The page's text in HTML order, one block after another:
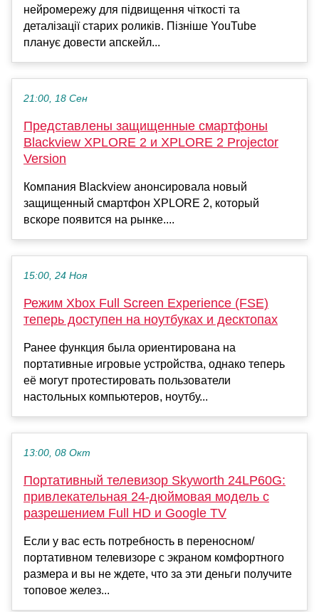
нейромережу для підвищення чіткості та
деталізації старих роликів. Пізніше YouTube
планує довести апскейл...
21:00, 18 Сен
Представлены защищенные смартфоны
Blackview XPLORE 2 и XPLORE 2 Projector
Version
Компания Blackview анонсировала новый
защищенный смартфон XPLORE 2, который
вскоре появится на рынке....
15:00, 24 Ноя
Режим Xbox Full Screen Experience (FSE)
теперь доступен на ноутбуках и десктопах
Ранее функция была ориентирована на
портативные игровые устройства, однако теперь
её могут протестировать пользователи
настольных компьютеров, ноутбу...
13:00, 08 Окт
Портативный телевизор Skyworth 24LP60G:
привлекательная 24-дюймовая модель с
разрешением Full HD и Google TV
Если у вас есть потребность в переносном/
портативном телевизоре с экраном комфортного
размера и вы не ждете, что за эти деньги получите
топовое желез...